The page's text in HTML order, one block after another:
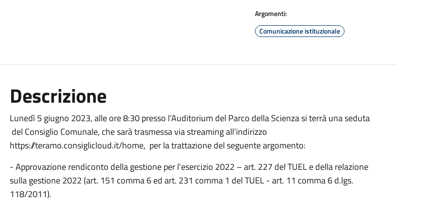
Argomenti:
Comunicazione istituzionale
Descrizione
Lunedì 5 giugno 2023, alle ore 8:30 presso l’Auditorium del Parco della Scienza si terrà una seduta
del Consiglio Comunale, che sarà trasmessa via streaming all’indirizzo
https://teramo.consiglicloud.it/home, per la trattazione del seguente argomento:
- Approvazione rendiconto della gestione per l'esercizio 2022 – art. 227 del TUEL e della relazione
sulla gestione 2022 (art. 151 comma 6 ed art. 231 comma 1 del TUEL - art. 11 comma 6 d.lgs.
118/2011).